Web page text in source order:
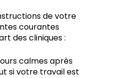
de votre
courantes
des cliniques :
calmes après
si votre travail est